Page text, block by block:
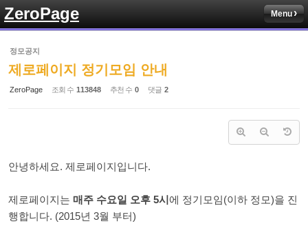
ZeroPage Menu
정모공지
제로페이지 정기모임 안내
ZeroPage 조회 수 113848 추천 수 0 댓글 2
안녕하세요. 제로페이지입니다.
제로페이지는 매주 수요일 오후 5시에 정기모임(이하 정모)을 진
행합니다. (2015년 3월 부터)
Sketchbook5, 스케치북5
Sketchbook5, 스케치북5